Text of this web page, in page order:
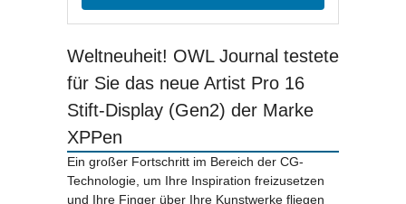
Weltneuheit! OWL Journal testete
für Sie das neue Artist Pro 16
Stift-Display (Gen2) der Marke
XPPen
Ein großer Fortschritt im Bereich der CG-
Technologie, um Ihre Inspiration freizusetzen
und Ihre Finger über Ihre Kunstwerke fliegen